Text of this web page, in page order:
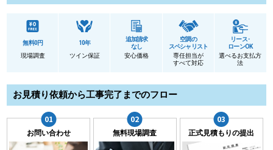
無料0円
現場調査
10年
ツイン保証
追加請求
なし
安心価格
空調の
スペシャリスト
専任担当が
すべて対応
リース･
ローンOK
選べるお支払方
法
お見積り依頼から工事完了までのフロー
お問い合わせ 無料現場調査 正式見積もりの提出